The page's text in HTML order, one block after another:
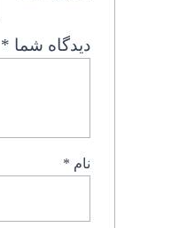
دیدگاه شما *
نام *